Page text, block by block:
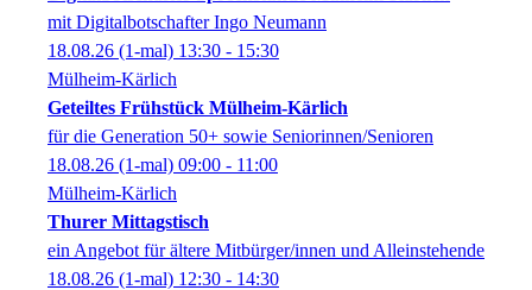
mit Digitalbotschafter Ingo Neumann
18.08.26 (1-mal) 13:30 - 15:30
Mülheim-Kärlich
Geteiltes Frühstück Mülheim-Kärlich
für die Generation 50+ sowie Seniorinnen/Senioren
18.08.26 (1-mal) 09:00 - 11:00
Mülheim-Kärlich
Thurer Mittagstisch
ein Angebot für ältere Mitbürger/innen und Alleinstehende
18.08.26 (1-mal) 12:30 - 14:30